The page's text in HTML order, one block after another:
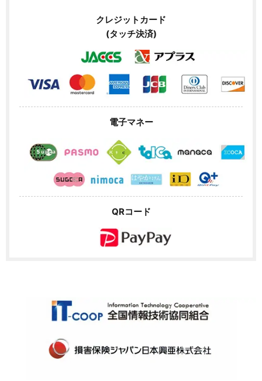
クレジットカード
(タッチ決済)
電子マネー
QRコード